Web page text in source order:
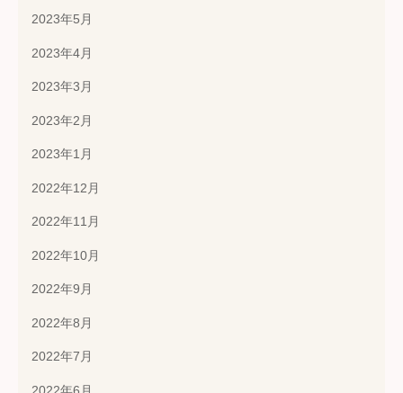
2023年5月
2023年4月
2023年3月
2023年2月
2023年1月
2022年12月
2022年11月
2022年10月
2022年9月
2022年8月
2022年7月